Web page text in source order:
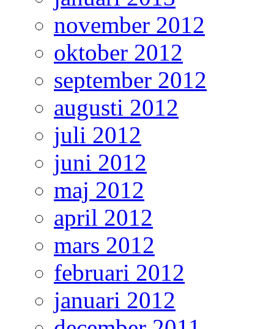
november 2012
oktober 2012
september 2012
augusti 2012
juli 2012
juni 2012
maj 2012
april 2012
mars 2012
februari 2012
januari 2012